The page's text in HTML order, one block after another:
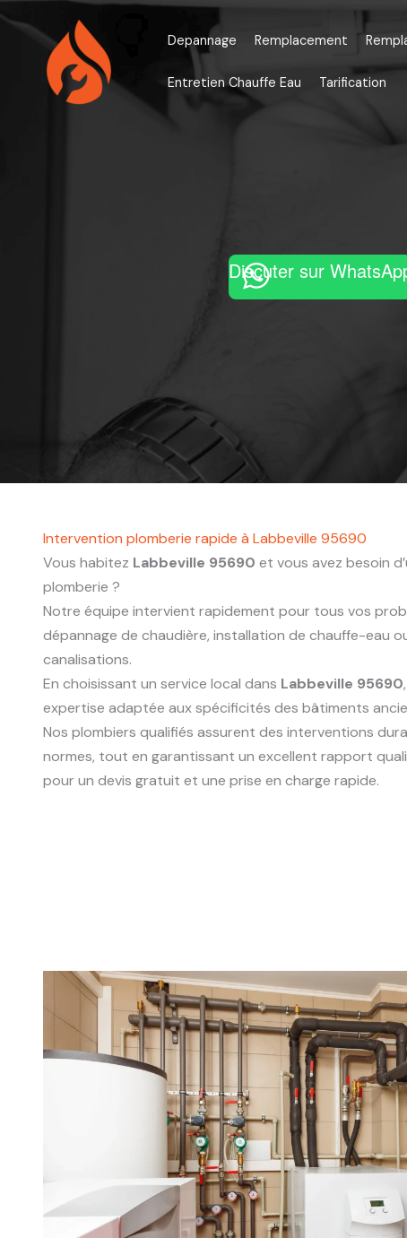
Aller
contenu
Depannage Remplacement
Entretien Chauffe Eau Tarification
Discuter sur
Intervention plomberie rapide à Labbeville 95690
Vous habitez Labbeville 95690 et vous avez besoin
plomberie ?
Notre équipe intervient rapidement pour tous vos
dépannage de chaudière, installation de chauffe-eau
canalisations.
En choisissant un service local dans Labbeville 95690
expertise adaptée aux spécificités des bâtiments
Nos plombiers qualifiés assurent des interventions
normes, tout en garantissant un excellent rapport
pour un devis gratuit et une prise en charge rapide.